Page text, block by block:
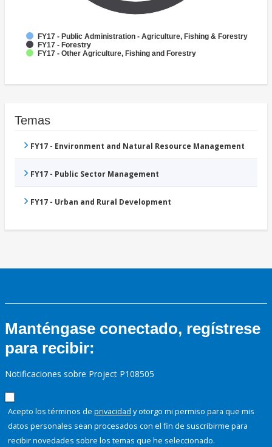
FY17 - Public Administration - Agriculture, Fishing & Forestry
FY17 - Forestry
FY17 - Other Agriculture, Fishing and Forestry
Temas
FY17 - Environment and Natural Resource Management
FY17 - Public Sector Management
FY17 - Urban and Rural Development
Manténgase conectado, regístrese
para recibir:
Notificaciones sobre Project P108505
Acepto los términos de privacidad y otorgo mi permiso para que mis
datos personales sean procesados con el fin de suscribirme para
recibir novedades sobre los temas que he seleccionado.